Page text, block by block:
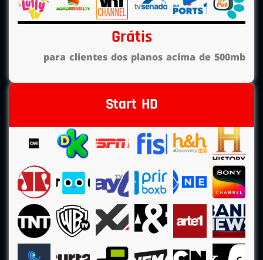
Grátis
para clientes dos planos acima de 500mb
Start HD